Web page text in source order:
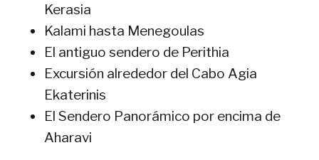
Kerasia
Kalami hasta Menegoulas
El antiguo sendero de Perithia
Excursión alrededor del Cabo Agia
Ekaterinis
El Sendero Panorámico por encima de
Aharavi